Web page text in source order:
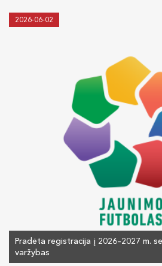
2026-06-02
Pradėta registracija į 2026–2027 m.
varžybas